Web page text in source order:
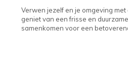
Verwen jezelf en je omgeving
geniet van een frisse en
samenkomen voor een